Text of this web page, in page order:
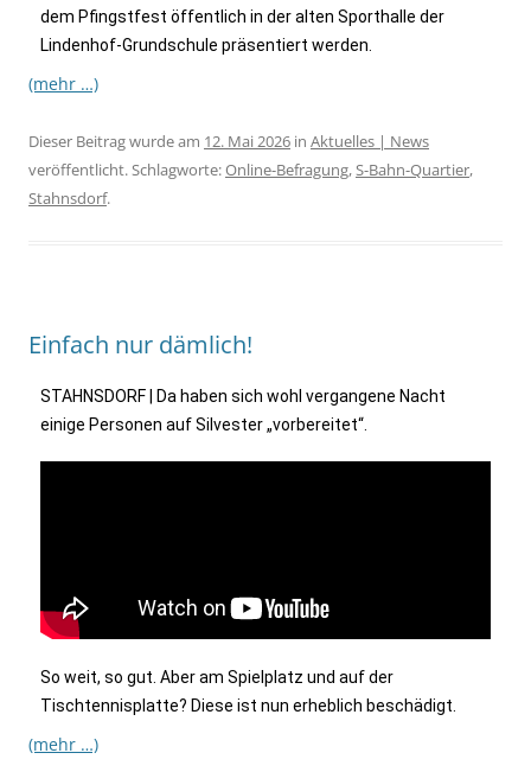
dem Pfingstfest öffentlich in der alten Sporthalle der
Lindenhof-Grundschule präsentiert werden.
(mehr …)
Dieser Beitrag wurde am 12. Mai 2026 in Aktuelles | News
veröffentlicht. Schlagworte:Online-Befragung,S-Bahn-Quartier,
Stahnsdorf.
Einfach nur dämlich!
STAHNSDORF | Da haben sich wohl vergangene Nacht
einige Personen auf Silvester „vorbereitet“.
So weit, so gut. Aber am Spielplatz und auf der
Tischtennisplatte? Diese ist nun erheblich beschädigt.
(mehr …)